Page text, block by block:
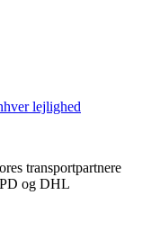
lejlighed
transportpartnere
og DHL